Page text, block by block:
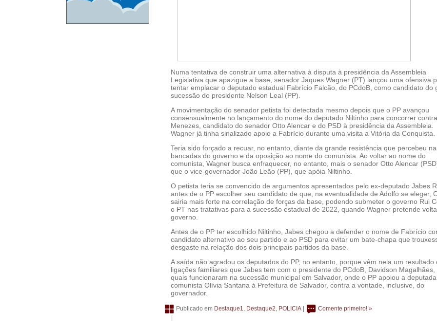
Numa tentativa de construir uma alternativa à disputa à presidência da Assembleia
Legislativa que apazigue a base, senador Jaques Wagner (PT) lançou uma ofensiva
tentar emplacar o deputado estadual Fabrício Falcão, do PCdoB, como candidato do
sucessão do presidente Nelson Leal (PP).
A movimentação do senador petista foi detectada mesmo depois que o PP avançou
consensualmente no lançamento do nome do deputado Niltinho para concorrer
Menezes, candidato do senador Otto Alencar e do PSD à presidência da Assembleia.
Wagner já tinha sinalizado apoio a Fabrício durante uma visita a Vitória da Conquista.
Teria sido forçado a recuar, no entanto, diante da grande resistência que percebeu
bancadas do governo e da oposição ao nome do comunista. Ao voltar ao nome do
comunista, Wagner busca enfraquecer, no entanto, mais o senador Otto Alencar
que o vice-governador João Leão (PP), que apóia Niltinho.
O petista teria se convencido de argumentos apresentados pelo ex-deputado Jabes
antes de o PP escolher seu candidato de que, na eventualidade de Adolfo se eleger,
sairia mais forte na correlação de forças da base, podendo submeter o governo Rui
o PT nas tratativas para a sucessão estadual de 2022, quando Wagner pretende
governo.
Antes de o PP ter escolhido Niltinho, Jabes chegou a defender o nome de Fabrício
candidato alternativo ao seu partido e ao PSD para evitar um bate-chapa que
desgaste na relação dos dois principais partidos da base.
A saída não agradou os deputados do PP, no entanto, porque vêm nela um resultado
ligações familiares que Jabes tem com o presidente do PCdoB, Davidson Magalhães,
quais funcionaram na sucessão municipal em Salvador, onde o PP apoiou a deputada
comunista Olívia Santana à Prefeitura de Salvador, contra a vontade, inclusive, do
governador.
Publicado em Destaque1, Destaque2, POLICIA |
Comente primeiro! »
|